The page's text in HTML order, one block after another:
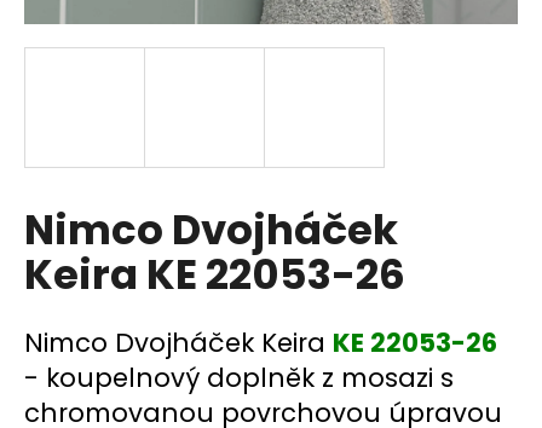
Nimco Dvojháček
Keira KE 22053-26
Nimco Dvojháček Keira KE 22053-26
- koupelnový doplněk z mosazi s
chromovanou povrchovou úpravou
a
j
?
HLEDAT
D
o